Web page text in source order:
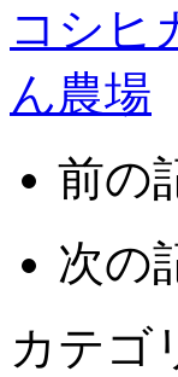
コシヒ
ん農場
前の
次の
カテゴ